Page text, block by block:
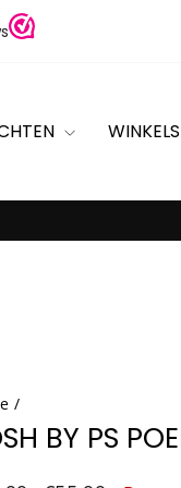
WINKELS
/
BY PS